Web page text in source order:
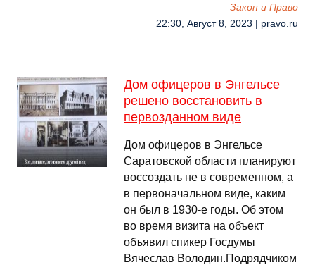
Закон и Право
22:30, Август 8, 2023 | pravo.ru
Дом офицеров в Энгельсе
решено восстановить в
первозданном виде
Дом офицеров в Энгельсе
Саратовской области планируют
воссоздать не в современном, а
в первоначальном виде, каким
он был в 1930-е годы. Об этом
во время визита на объект
объявил спикер Госдумы
Вячеслав Володин.Подрядчиком